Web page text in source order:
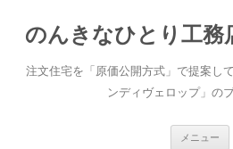
テ
ン
へ
ス
のんきなひとり工
注文住宅を「原価公開方式」で提案し
ンディヴェロップ」の
メニュー